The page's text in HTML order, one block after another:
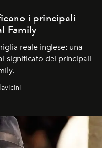
i principali
Family
reale inglese: una
significato dei principali